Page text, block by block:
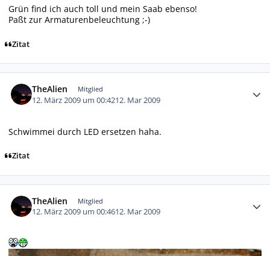
Grün find ich auch toll und mein Saab ebenso!
Paßt zur Armaturenbeleuchtung ;-)
Zitat
TheAlien Mitglied
12. März 2009 um 00:4212. Mar 2009
Schwimmei durch LED ersetzen haha.
Zitat
TheAlien Mitglied
12. März 2009 um 00:4612. Mar 2009